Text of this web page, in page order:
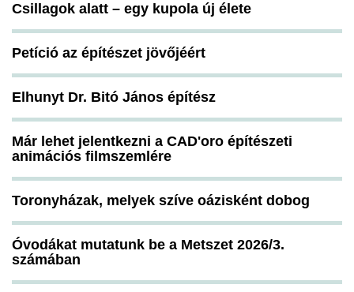
Csillagok alatt – egy kupola új élete
Petíció az építészet jövőjéért
Elhunyt Dr. Bitó János építész
Már lehet jelentkezni a CAD'oro építészeti
animációs filmszemlére
Toronyházak, melyek szíve oázisként dobog
Óvodákat mutatunk be a Metszet 2026/3.
számában